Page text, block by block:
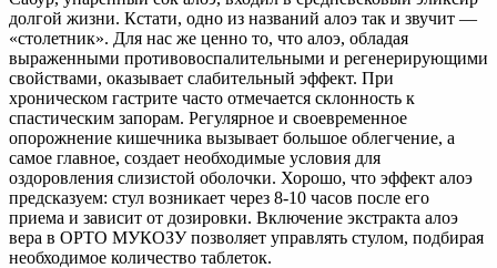
долгой жизни. Кстати, одно из названий алоэ так и звучит —
«столетник». Для нас же ценно то, что алоэ, обладая
выраженными противовоспалительными и регенерирующими
свойствами, оказывает слабительный эффект. При
хроническом гастрите часто отмечается склонность к
спастическим запорам. Регулярное и своевременное
опорожнение кишечника вызывает большое облегчение, а
самое главное, создает необходимые условия для
оздоровления слизистой оболочки. Хорошо, что эффект алоэ
предсказуем: стул возникает через 8-10 часов после его
приема и зависит от дозировки. Включение экстракта алоэ
вера в ОРТО МУКОЗУ позволяет управлять стулом, подбирая
необходимое количество таблеток.